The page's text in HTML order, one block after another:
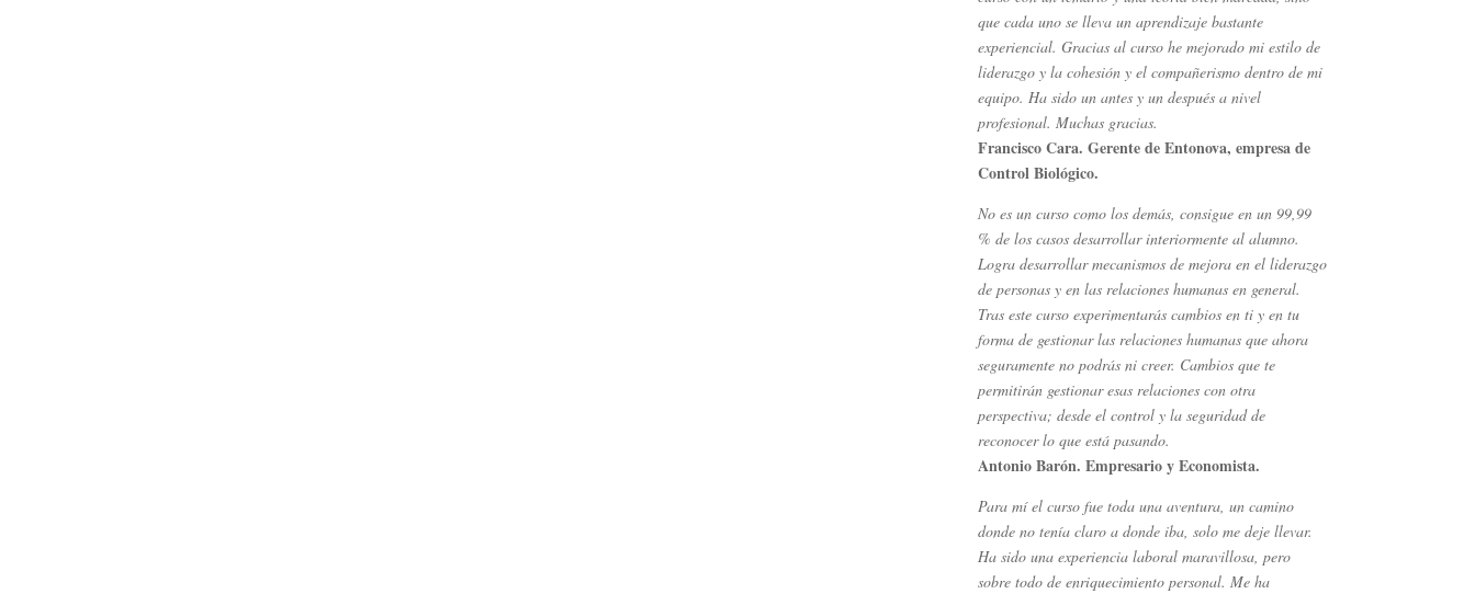
que cada uno se lleva un aprendizaje bastante
experiencial. Gracias al curso he mejorado mi estilo de
liderazgo y la cohesión y el compañerismo dentro de mi
equipo. Ha sido un antes y un después a nivel
profesional. Muchas gracias.
Francisco Cara. Gerente de Entonova, empresa de
Control Biológico.
No es un curso como los demás, consigue en un 99,99
% de los casos desarrollar interiormente al alumno.
Logra desarrollar mecanismos de mejora en el liderazgo
de personas y en las relaciones humanas en general.
Tras este curso experimentarás cambios en ti y en tu
forma de gestionar las relaciones humanas que ahora
seguramente no podrás ni creer. Cambios que te
permitirán gestionar esas relaciones con otra
perspectiva; desde el control y la seguridad de
reconocer lo que está pasando.
Antonio Barón. Empresario y Economista.
Para mí el curso fue toda una aventura, un camino
donde no tenía claro a donde iba, solo me deje llevar.
Ha sido una experiencia laboral maravillosa, pero
sobre todo de enriquecimiento personal. Me ha